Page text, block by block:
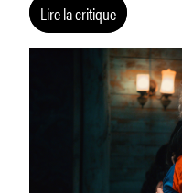
Lire la critique